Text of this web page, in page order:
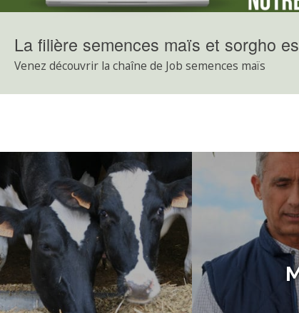
La filière semences maïs et sorgho
Venez découvrir la chaîne de Job semences maïs